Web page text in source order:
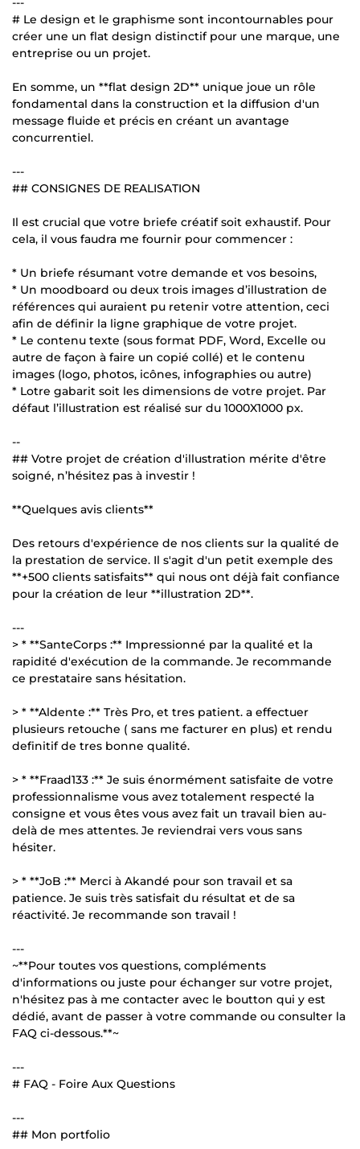
# Le design et le graphisme sont incontournables pour
créer une un flat design distinctif pour une marque, une
entreprise ou un projet.
En somme, un **flat design 2D** unique joue un rôle
fondamental dans la construction et la diffusion d'un
message fluide et précis en créant un avantage
concurrentiel.
---
## CONSIGNES DE REALISATION
Il est crucial que votre briefe créatif soit exhaustif. Pour
cela, il vous faudra me fournir pour commencer :
* Un briefe résumant votre demande et vos besoins,
* Un moodboard ou deux trois images d’illustration de
références qui auraient pu retenir votre attention, ceci
afin de définir la ligne graphique de votre projet.
* Le contenu texte (sous format PDF, Word, Excelle ou
autre de façon à faire un copié collé) et le contenu
images (logo, photos, icônes, infographies ou autre)
* Lotre gabarit soit les dimensions de votre projet. Par
défaut l’illustration est réalisé sur du 1000X1000 px.
--
## Votre projet de création d'illustration mérite d'être
soigné, n’hésitez pas à investir !
**Quelques avis clients**
Des retours d'expérience de nos clients sur la qualité de
la prestation de service. Il s'agit d'un petit exemple des
**+500 clients satisfaits** qui nous ont déjà fait confiance
pour la création de leur **illustration 2D**.
---
> * **SanteCorps :** Impressionné par la qualité et la
rapidité d'exécution de la commande. Je recommande
ce prestataire sans hésitation.
> * **Aldente :** Très Pro, et tres patient. a effectuer
plusieurs retouche ( sans me facturer en plus) et rendu
definitif de tres bonne qualité.
> * **Fraad133 :** Je suis énormément satisfaite de votre
professionnalisme vous avez totalement respecté la
consigne et vous êtes vous avez fait un travail bien au-
delà de mes attentes. Je reviendrai vers vous sans
hésiter.
> * **JoB :** Merci à Akandé pour son travail et sa
patience. Je suis très satisfait du résultat et de sa
réactivité. Je recommande son travail !
---
~**Pour toutes vos questions, compléments
d'informations ou juste pour échanger sur votre projet,
n'hésitez pas à me contacter avec le boutton qui y est
dédié, avant de passer à votre commande ou consulter la
FAQ ci-dessous.**~
---
# FAQ - Foire Aux Questions
---
## Mon portfolio